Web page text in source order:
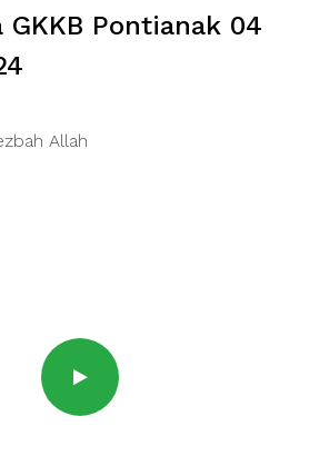
GKKB Pontianak 04
Allah